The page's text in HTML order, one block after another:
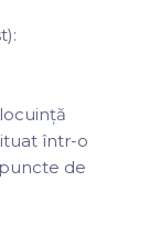
într-o
de